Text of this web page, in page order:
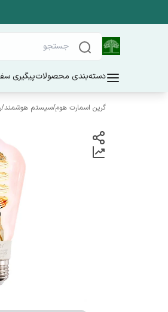
دسته‌بندی محصولاتپیگیری
گرین اسمارت هوم/سیستم هوشمند/